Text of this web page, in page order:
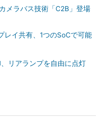
メラバス技術「C2B」登場
レイ共有、1つのSoCで可能
リアランプを自由に点灯